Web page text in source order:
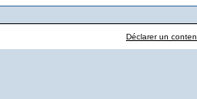
Déclarer un